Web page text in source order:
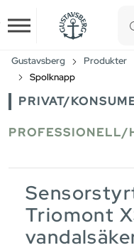
Skip to main content
Gustavsberg Produkter
Spolknapp
PRIVAT/
PROFESSIONELL/
Triomont